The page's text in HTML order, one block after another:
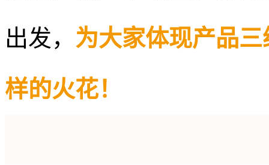
出发， 为大家体现产品
样的火花！